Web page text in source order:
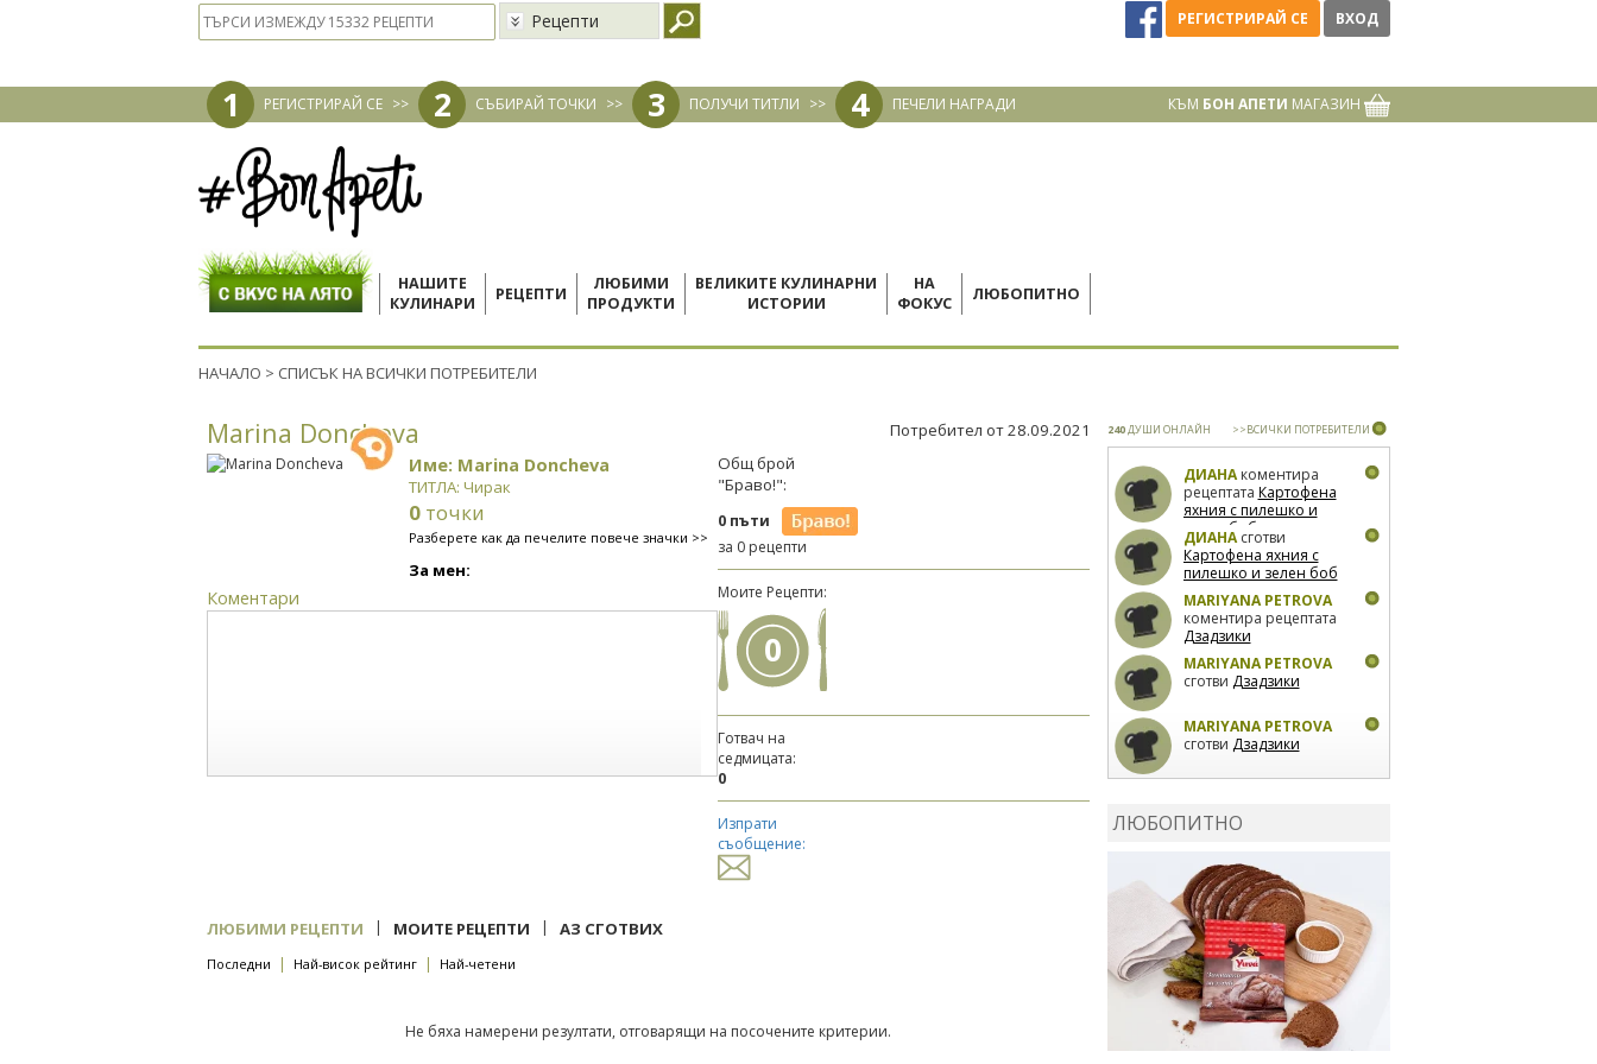
Рецепти РЕГИСТРИРАЙ СЕ ВХОД
1 РЕГИСТРИРАЙ СЕ >> 2 СЪБИРАЙ ТОЧКИ >> 3 ПОЛУЧИ ТИТЛИ >> 4 ПЕЧЕЛИ НАГРАДИ КЪМ БОН АПЕТИ МАГАЗИН
НАШИТЕ
КУЛИНАРИ
РЕЦЕПТИ
ЛЮБИМИ
ПРОДУКТИ
ВЕЛИКИТЕ КУЛИНАРНИ
ИСТОРИИ
НА
ФОКУС
ЛЮБОПИТНО
НАЧАЛО > СПИСЪК НА ВСИЧКИ ПОТРЕБИТЕЛИ
Marina Doncheva Потребител от 28.09.2021
Име: Marina Doncheva
ТИТЛА: Чирак
0 точки
Разберете как да печелите повече значки >>
За мен:
Коментари
Общ брой
"Браво!":
0 пъти
за 0 рецепти
Моите Рецепти:
0
Готвач на
седмицата:
0
Изпрати
съобщение:
ЛЮБИМИ РЕЦЕПТИ | МОИТЕ РЕЦЕПТИ | АЗ СГОТВИХ
Последни | Най-висок рейтинг | Най-четени
Не бяха намерени резултати, отговарящи на посочените критерии.
240ДУШИ ОНЛАЙН >>ВСИЧКИ ПОТРЕБИТЕЛИ
ДИАНАкоментира
рецептата Картофена
яхния с пилешко и
зелен боб
ДИАНАсготви
Картофена яхния с
пилешко и зелен боб
MARIYANA PETROVA
коментира рецептата
Дзадзики
MARIYANA PETROVA
сготви Дзадзики
MARIYANA PETROVA
сготви Дзадзики
фурна
рецептатаСвински
ребра с печени
картофи
ЛЮБОПИТНО